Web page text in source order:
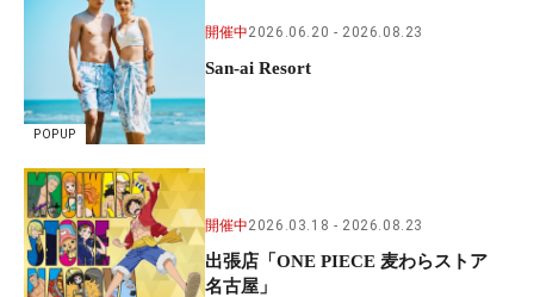
POPUP
開催中2026.06.20 2026.08.23
San-ai Resort
開催中2026.03.18 2026.08.23
出張店「ONE PIECE 麦わらストア
名古屋」